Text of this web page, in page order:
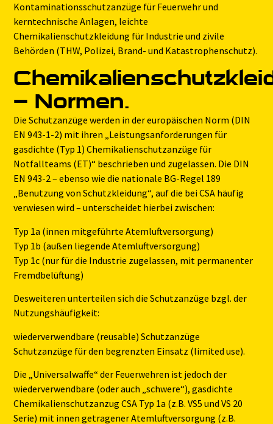
Kontaminationsschutzanzüge für Feuerwehr und
kerntechnische Anlagen, leichte
Chemikalienschutzkleidung für Industrie und zivile
Behörden (THW, Polizei, Brand- und Katastrophenschutz).
– Normen.
Die Schutzanzüge werden in der europäischen Norm (DIN
EN 943-1-2) mit ihren „Leistungsanforderungen für
gasdichte (Typ 1) Chemikalienschutzanzüge für
Notfallteams (ET)“ beschrieben und zugelassen. Die DIN
EN 943-2 – ebenso wie die nationale BG-Regel 189
„Benutzung von Schutzkleidung“, auf die bei CSA häufig
verwiesen wird – unterscheidet hierbei zwischen:
Typ 1a (innen mitgeführte Atemluftversorgung)
Typ 1b (außen liegende Atemluftversorgung)
Typ 1c (nur für die Industrie zugelassen, mit permanenter
Fremdbelüftung)
Desweiteren unterteilen sich die Schutzanzüge bzgl. der
Nutzungshäufigkeit:
wiederverwendbare (reusable) Schutzanzüge
Schutzanzüge für den begrenzten Einsatz (limited use).
Die „Universalwaffe“ der Feuerwehren ist jedoch der
wiederverwendbare (oder auch „schwere“), gasdichte
Chemikalienschutzanzug CSA Typ 1a (z.B. VS5 und VS 20
Serie) mit innen getragener Atemluftversorgung (z.B.